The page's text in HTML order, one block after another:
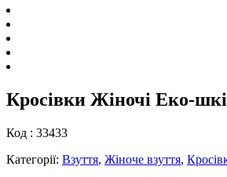
Кросівки Жіночі Еко-
Код : 33433
Категорії: Взуття, Жіноче взуття,